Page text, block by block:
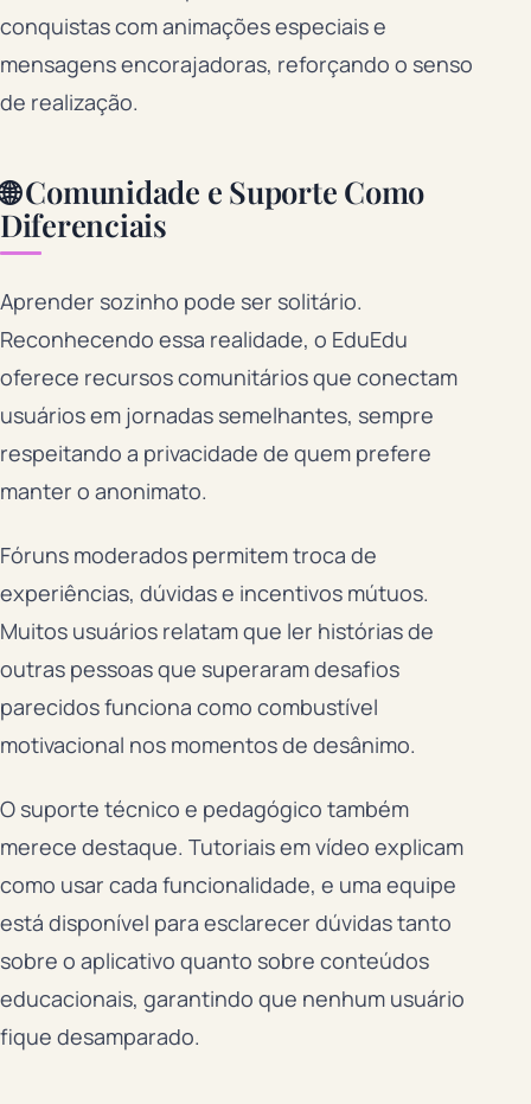
conquistas com animações especiais e
mensagens encorajadoras, reforçando o senso
de realização.
🌐 Comunidade e Suporte Como
Diferenciais
Aprender sozinho pode ser solitário.
Reconhecendo essa realidade, o EduEdu
oferece recursos comunitários que conectam
usuários em jornadas semelhantes, sempre
respeitando a privacidade de quem prefere
manter o anonimato.
Fóruns moderados permitem troca de
experiências, dúvidas e incentivos mútuos.
Muitos usuários relatam que ler histórias de
outras pessoas que superaram desafios
parecidos funciona como combustível
motivacional nos momentos de desânimo.
O suporte técnico e pedagógico também
merece destaque. Tutoriais em vídeo explicam
como usar cada funcionalidade, e uma equipe
está disponível para esclarecer dúvidas tanto
sobre o aplicativo quanto sobre conteúdos
educacionais, garantindo que nenhum usuário
fique desamparado.